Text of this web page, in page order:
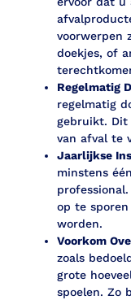
voorwerpen
doekjes, of
Regelmatig
regelmatig
gebruikt. Dit
van afval te
Jaarlijkse
minstens
op te
worden.
Voorkom
zoals
grote
spoelen. Zo